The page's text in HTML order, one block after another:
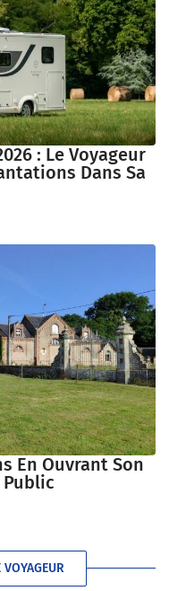
: Le Voyageur
Dans Sa
En Ouvrant Son
Public
VOYAGEUR